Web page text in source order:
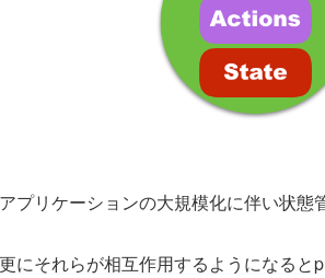
プリケーションの大規模化に伴い状態
にそれらが相互作用するようになると